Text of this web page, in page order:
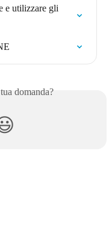
e utilizzare gli
domanda?